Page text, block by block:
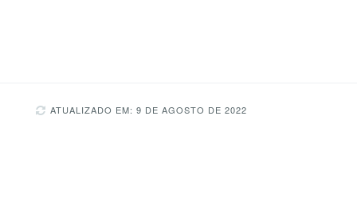
ATUALIZADO EM: 9 DE AGOSTO DE 2022